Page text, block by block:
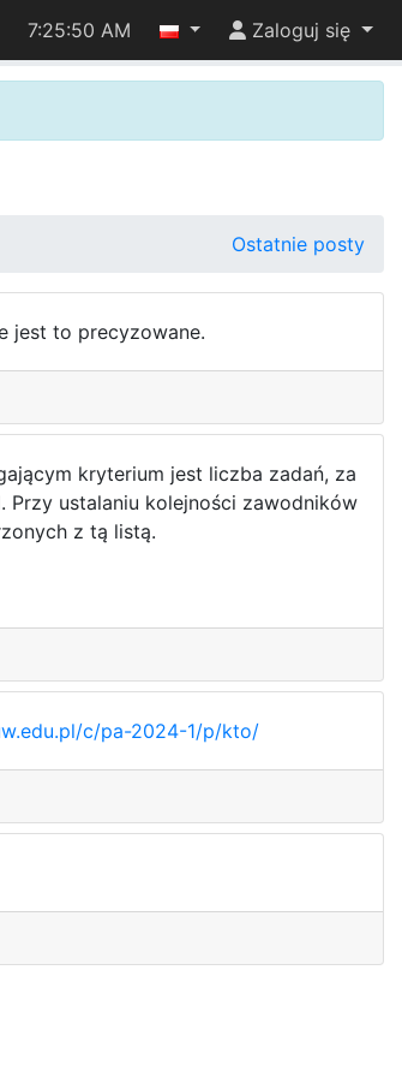
7:25:50 AM Zaloguj się
Ostatnie posty
jest to precyzowane.
kryterium jest liczba zadań, za
Przy ustalaniu kolejności zawodników
z tą listą.
c/pa-2024-1/p/kto/